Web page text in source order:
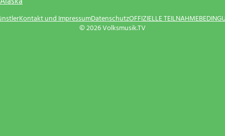
© 2026 Volksmusik.TV
Kontakt und ImpressumDatenschutzOFFIZIELLE